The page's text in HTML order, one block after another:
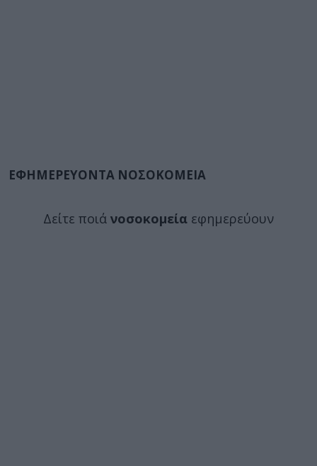
ΕΦΗΜΕΡΕΥΟΝΤΑ ΝΟΣΟΚΟΜΕΙΑ
Δείτε ποιά νοσοκομεία εφημερεύουν